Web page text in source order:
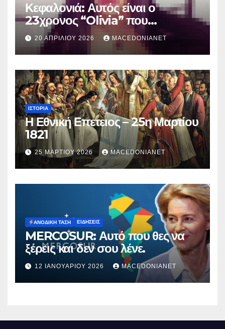
Κεφαλονιά: Αυτός είναι ο
23χρονος “Olivia” που
κατηγορείται για τον θάνατο της
Μυρτούς
20 ΑΠΡΙΛΊΟΥ 2026 MACEDONIANET
ΙΣΤΟΡΊΑ
Η Εθνική Επετειος – 25η Μαρτίου
1821
25 ΜΑΡΤΊΟΥ 2026 MACEDONIANET
ΑΝΟΔΙΚΉ ΤΆΣΗ ΕΙΔΉΣΕΙΣ
MERCOSUR: Αυτό που θες να
ξέρεις και δεν σου λένε.
12 ΙΑΝΟΥΑΡΊΟΥ 2026 MACEDONIANET